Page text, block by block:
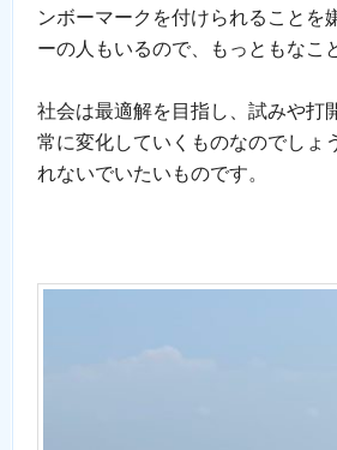
ンボーマークを付けられることを
ーの人もいるので、もっともなこ
社会は最適解を目指し、試みや打
常に変化していくものなのでしょ
れないでいたいものです。